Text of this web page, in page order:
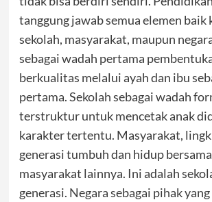
tanggung jawab semua elemen baik
sekolah, masyarakat, maupun
sebagai wadah pertama
berkualitas melalui ayah dan ibu
pertama. Sekolah sebagai wadah
terstruktur untuk mencetak anak
karakter tertentu. Masyarakat,
generasi tumbuh dan hidup
masyarakat lainnya. Ini adalah
generasi. Negara sebagai pihak